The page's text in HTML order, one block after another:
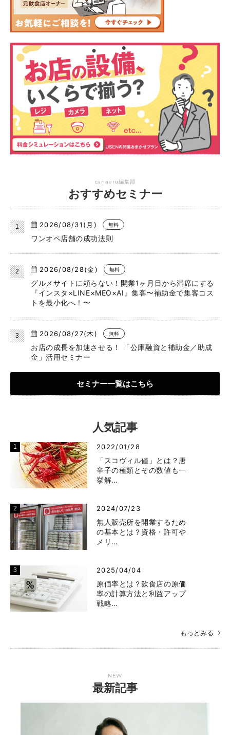
canaeru編集部
おすすめセミナー
2026/08/31(月) 無料
ワンオペ店舗の成功法則
2026/08/28(金) 無料
グルメサイトに頼らない！開業1ヶ月目から満席にする
『インスタ×LINE×MEO×AI』集客〜補助金で集客コス
トを最小化へ！〜
2026/08/27(木) 無料
お店の成長を加速させる！ 「公庫融資と補助金／助成
金」活用セミナー
セミナー一覧はこちら
人気記事
2022/01/28
「スコヴィル値」とは？唐
辛子の種類とその数値も一
挙解…
2024/07/23
無人販売所を開業するため
の基本とは？資格・許可や
メリ…
2025/04/04
原価率とは？飲食店の原価
率の計算方法と利益アップ
戦略…
もっとみる
NEW
最新記事